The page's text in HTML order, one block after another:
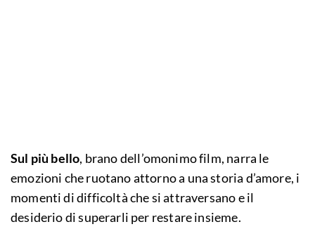
Sul più bello, brano dell’omonimo film, narra le
emozioni che ruotano attorno a una storia d’amore, i
momenti di difficoltà che si attraversano e il
desiderio di superarli per restare insieme.